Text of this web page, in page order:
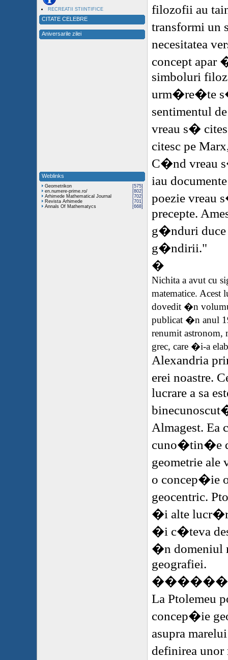
RECREATII STIINTIFICE
CITATE CELEBRE
Aniversarile zilei
Weblinks
Geometrikon
[575]
en.numere-prime.ro/
[802]
Arhimede Mathematical Journal
[702]
Revista Arhimede
[701]
Annals Of Mathematycs
[668]
filozofii au
transformi un
necesitatea
concept apar
simboluri
urm�re�te
sentimentul
vreau s�
citesc pe
C�nd vreau
iau
poezie vreau
precepte.
g�nduri duce
g�ndirii."
�
Nichita a avut cu
matematice.
dovedit �n
publicat �n anul
renumit astronom,
grec, care �i-a
Alexandria
erei noastre.
lucrare a sa
Almagest. Ea
cuno�tin�e
geometrie
o concep�ie
geocentric.
�i alte lucr�ri
�i c�teva
�n domeniul
geografiei.
�
La Ptolemeu
concep�ie
asupra
definirea